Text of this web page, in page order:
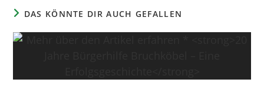
DAS KÖNNTE DIR AUCH GEFALLEN